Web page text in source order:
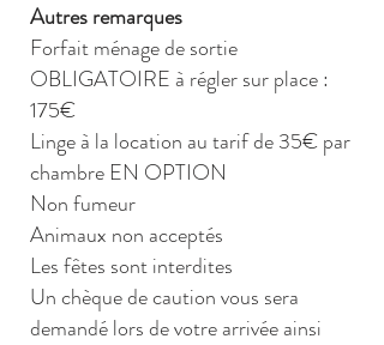
Autres remarques
Forfait ménage de sortie
OBLIGATOIRE à régler sur place :
175€
Linge à la location au tarif de 35€ par
chambre EN OPTION
Non fumeur
Animaux non acceptés
Les fêtes sont interdites
Un chèque de caution vous sera
demandé lors de votre arrivée ainsi